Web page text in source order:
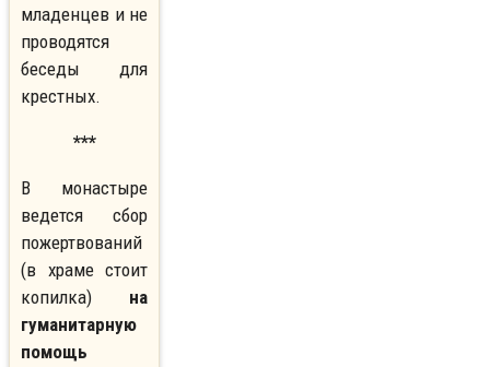
младенцев и не
проводятся
беседы для
крестных.
***
В монастыре
ведется сбор
пожертвований
(в храме стоит
копилка) на
гуманитарную
помощь